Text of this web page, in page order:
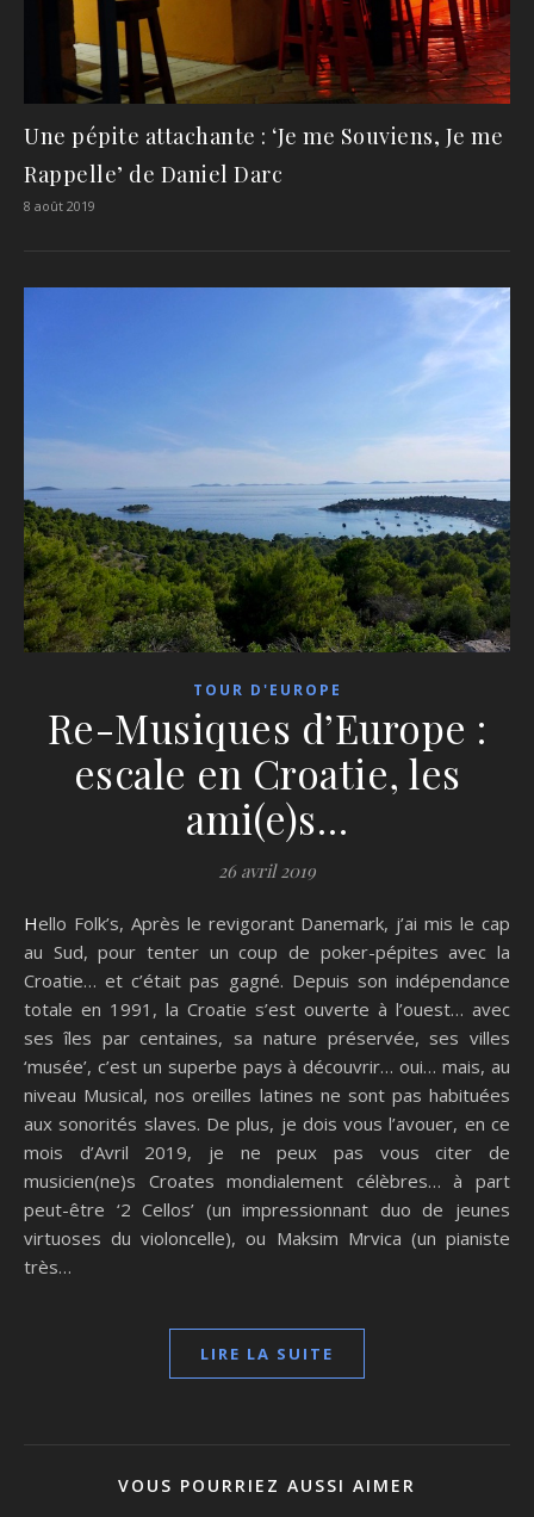
Une pépite attachante : ‘Je me Souviens, Je me
Rappelle’ de Daniel Darc
8 août 2019
TOUR D'EUROPE
Re-Musiques d’Europe :
escale en Croatie, les
ami(e)s…
26 avril 2019
Hello Folk’s, Après le revigorant Danemark, j’ai mis le cap
au Sud, pour tenter un coup de poker-pépites avec la
Croatie… et c’était pas gagné. Depuis son indépendance
totale en 1991, la Croatie s’est ouverte à l’ouest… avec
ses îles par centaines, sa nature préservée, ses villes
‘musée’, c’est un superbe pays à découvrir… oui… mais, au
niveau Musical, nos oreilles latines ne sont pas habituées
aux sonorités slaves. De plus, je dois vous l’avouer, en ce
mois d’Avril 2019, je ne peux pas vous citer de
musicien(ne)s Croates mondialement célèbres… à part
peut-être ‘2 Cellos’ (un impressionnant duo de jeunes
virtuoses du violoncelle), ou Maksim Mrvica (un pianiste
très…
LIRE LA SUITE
VOUS POURRIEZ AUSSI AIMER